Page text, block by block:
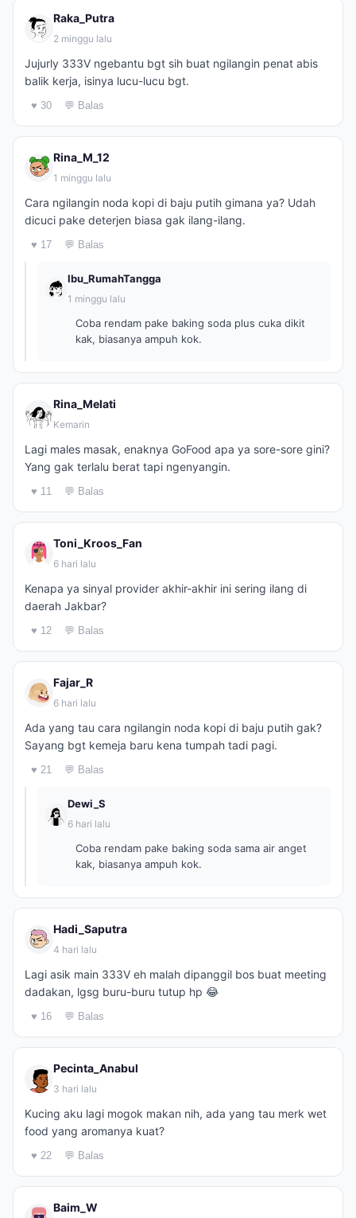
Raka_Putra
2 minggu lalu
Jujurly 333V ngebantu bgt sih buat ngilangin penat abis
balik kerja, isinya lucu-lucu bgt.
♥ 30 💬 Balas
Rina_M_12
1 minggu lalu
Cara ngilangin noda kopi di baju putih gimana ya? Udah
dicuci pake deterjen biasa gak ilang-ilang.
♥ 17 💬 Balas
Ibu_RumahTangga
1 minggu lalu
Coba rendam pake baking soda plus cuka dikit
kak, biasanya ampuh kok.
Rina_Melati
Kemarin
Lagi males masak, enaknya GoFood apa ya sore-sore gini?
Yang gak terlalu berat tapi ngenyangin.
♥ 11 💬 Balas
Toni_Kroos_Fan
6 hari lalu
Kenapa ya sinyal provider akhir-akhir ini sering ilang di
daerah Jakbar?
♥ 12 💬 Balas
Fajar_R
6 hari lalu
Ada yang tau cara ngilangin noda kopi di baju putih gak?
Sayang bgt kemeja baru kena tumpah tadi pagi.
♥ 21 💬 Balas
Dewi_S
6 hari lalu
Coba rendam pake baking soda sama air anget
kak, biasanya ampuh kok.
Hadi_Saputra
4 hari lalu
Lagi asik main 333V eh malah dipanggil bos buat meeting
dadakan, lgsg buru-buru tutup hp 😂
♥ 16 💬 Balas
Pecinta_Anabul
3 hari lalu
Kucing aku lagi mogok makan nih, ada yang tau merk wet
food yang aromanya kuat?
♥ 22 💬 Balas
Baim_W